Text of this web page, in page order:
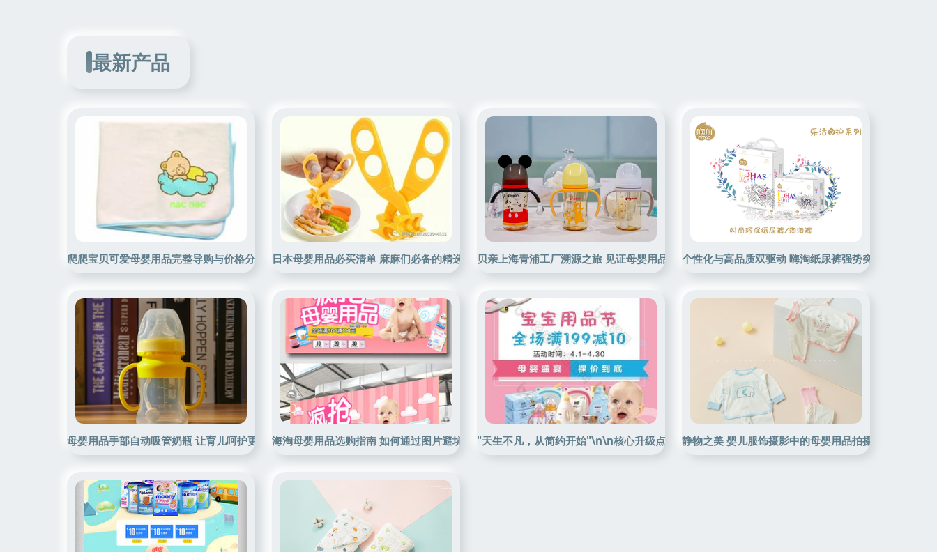
最新产品
爬爬宝贝可爱母婴用品完整导购与价格分析 日本母婴用品必买清单 麻麻们必备的精选好物贝亲上海青浦工厂溯源之旅 见证母婴用品科学先进生产力个性化与高品质双驱动 嗨淘纸尿裤强势突围母婴市场
母婴用品手部自动吸管奶瓶 让育儿呵护更进一步海淘母婴用品选购指南 如何通过图片避坑与选对"天生不凡，从简约开始"\n\n核心升级点 \n- 从会哺乳的椅子开始 \n只为纯粹舒适\nAll-in-
静物之美 婴儿服饰摄影中的母婴用品拍摄技巧